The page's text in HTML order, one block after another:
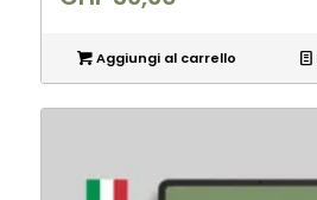
Aggiungi al carrello